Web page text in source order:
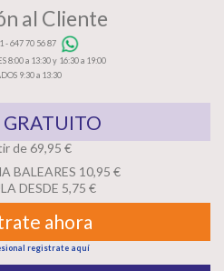
al Cliente
-647 70 56 87
8:00 a 13:30 y 16:30 a 19:00
9:30 a 13:30
de 69,95 €
BALEARES 10,95 €
DESDE 5,75 €
ahora
registrate aquí